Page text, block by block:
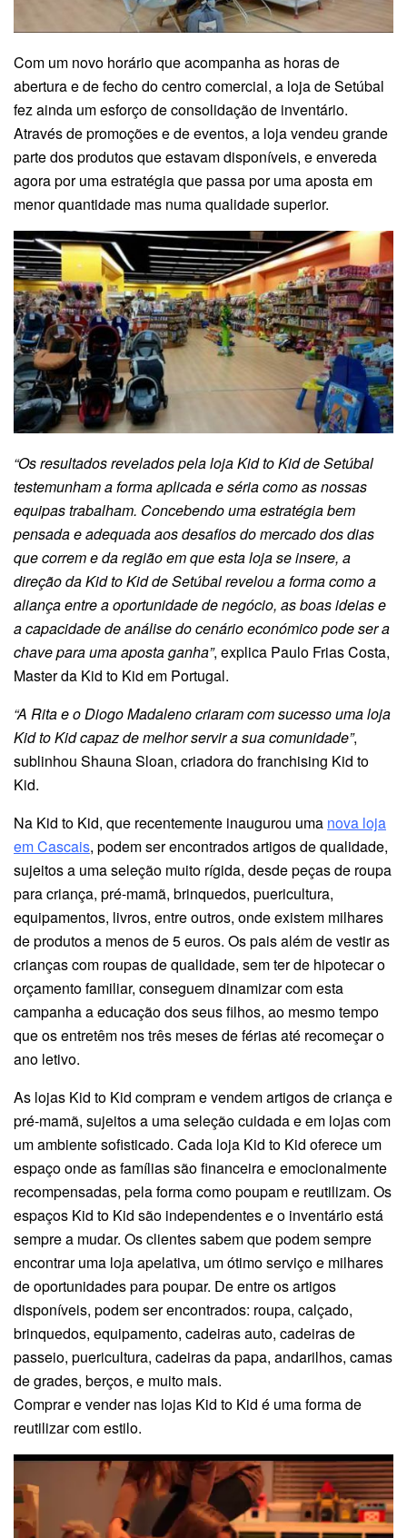
Com um novo horário que acompanha as horas de
abertura e de fecho do centro comercial, a loja de Setúbal
fez ainda um esforço de consolidação de inventário.
Através de promoções e de eventos, a loja vendeu grande
parte dos produtos que estavam disponíveis, e envereda
agora por uma estratégia que passa por uma aposta em
menor quantidade mas numa qualidade superior.
“Os resultados revelados pela loja Kid to Kid de Setúbal
testemunham a forma aplicada e séria como as nossas
equipas trabalham. Concebendo uma estratégia bem
pensada e adequada aos desafios do mercado dos dias
que correm e da região em que esta loja se insere, a
direção da Kid to Kid de Setúbal revelou a forma como a
aliança entre a oportunidade de negócio, as boas ideias e
a capacidade de análise do cenário económico pode ser a
chave para uma aposta ganha”, explica Paulo Frias Costa,
Master da Kid to Kid em Portugal.
“A Rita e o Diogo Madaleno criaram com sucesso uma loja
Kid to Kid capaz de melhor servir a sua comunidade”,
sublinhou Shauna Sloan, criadora do franchising Kid to
Kid.
Na Kid to Kid, que recentemente inaugurou uma nova loja
em Cascais, podem ser encontrados artigos de qualidade,
sujeitos a uma seleção muito rígida, desde peças de roupa
para criança, pré-mamã, brinquedos, puericultura,
equipamentos, livros, entre outros, onde existem milhares
de produtos a menos de 5 euros. Os pais além de vestir as
crianças com roupas de qualidade, sem ter de hipotecar o
orçamento familiar, conseguem dinamizar com esta
campanha a educação dos seus filhos, ao mesmo tempo
que os entretêm nos três meses de férias até recomeçar o
ano letivo.
As lojas Kid to Kid compram e vendem artigos de criança e
pré-mamã, sujeitos a uma seleção cuidada e em lojas com
um ambiente sofisticado. Cada loja Kid to Kid oferece um
espaço onde as famílias são financeira e emocionalmente
recompensadas, pela forma como poupam e reutilizam. Os
espaços Kid to Kid são independentes e o inventário está
sempre a mudar. Os clientes sabem que podem sempre
encontrar uma loja apelativa, um ótimo serviço e milhares
de oportunidades para poupar. De entre os artigos
disponíveis, podem ser encontrados: roupa, calçado,
brinquedos, equipamento, cadeiras auto, cadeiras de
passeio, puericultura, cadeiras da papa, andarilhos, camas
de grades, berços, e muito mais.
Comprar e vender nas lojas Kid to Kid é uma forma de
reutilizar com estilo.